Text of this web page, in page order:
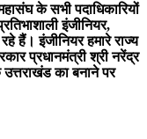
के सभी पदाधिकारियों
इंजीनियर,
हैं। इंजीनियर हमारे राज्य
प्रधानमंत्री श्री नरेंद्र
का बनाने पर